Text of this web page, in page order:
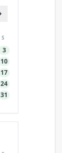
S
3
10
17
24
31